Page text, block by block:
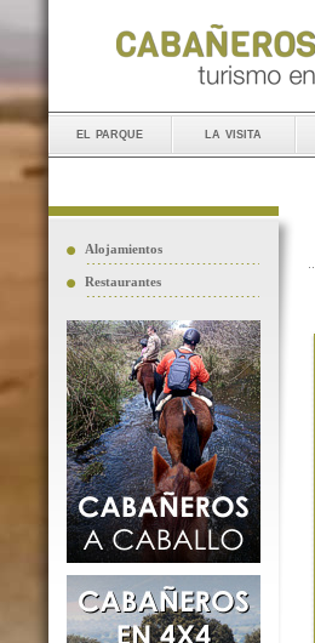
el parque la visita
Alojamientos
Restaurantes